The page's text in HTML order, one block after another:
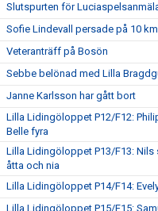
Slutspurten för
Sofie Lindevall persade på 10
Veteranträff på Bosön
Sebbe belönad med Lilla
Janne Karlsson har gått bort
Lilla Lidingöloppet P12/F12:
Belle fyra
Lilla Lidingöloppet P13/F13:
åtta och nia
Lilla Lidingöloppet P14/F14:
Lilla Lidingöloppet P15/F15: